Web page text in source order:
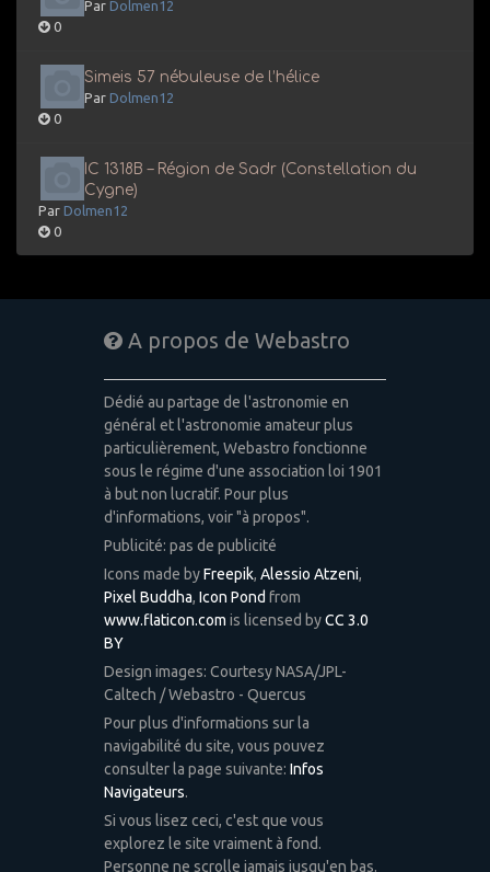
Par Dolmen12
0
Simeis 57 nébuleuse de l’hélice
Par Dolmen12
0
IC 1318B – Région de Sadr (Constellation du
Cygne)
Par Dolmen12
0
A propos de Webastro
Dédié au partage de l'astronomie en
général et l'astronomie amateur plus
particulièrement, Webastro fonctionne
sous le régime d'une association loi 1901
à but non lucratif. Pour plus
d'informations, voir "à propos".
Publicité: pas de publicité
Icons made byFreepik, Alessio Atzeni,
Pixel Buddha, Icon Pond from
www.flaticon.com is licensed byCC 3.0
BY
Design images: Courtesy NASA/JPL-
Caltech / Webastro - Quercus
Pour plus d'informations sur la
navigabilité du site, vous pouvez
consulter la page suivante: Infos
Navigateurs.
Si vous lisez ceci, c'est que vous
explorez le site vraiment à fond.
Personne ne scrolle jamais jusqu'en bas.